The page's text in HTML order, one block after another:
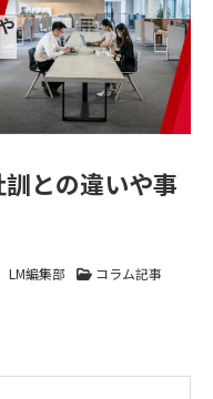
との違いや事
LM編集部
コラム記事